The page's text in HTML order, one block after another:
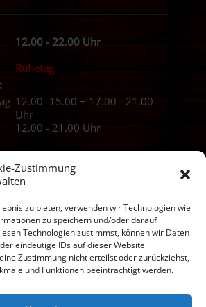
Zustimmung
zu bieten, verwenden wir Technologien wie
zu speichern und/oder darauf
Technologien zustimmst, können wir Daten
eindeutige IDs auf dieser Website
Zustimmung nicht erteilst oder zurückziehst,
und Funktionen beeinträchtigt werden.
12.00 - 22.00 Uhr
Ruhetag
12.00 -15.00 + 17.00 - 21.00
Uhr
12.00 - 21.00 Uhr